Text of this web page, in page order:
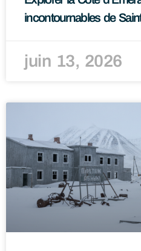
incontournables de
juin 13, 2026